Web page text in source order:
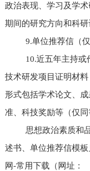
政治表现、学习及学
期间的研究方向和科研
9.单位推荐信（
10.近五年主持或
技术研发项目证明材
形式包括学术论文、
准、科技奖励等（仅同
思想政治素质和
述书、单位推荐信模
网-常用下载（网址：